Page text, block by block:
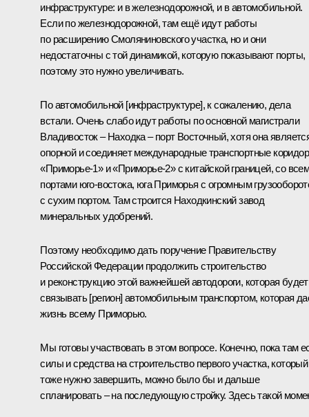
инфраструктуре: и в железнодорожной, и в автомобильной.
Если по железнодорожной, там ещё идут работы
по расширению Смоляниновского участка, но и они
недостаточны с той динамикой, которую показывают порты,
поэтому это нужно увеличивать.
По автомобильной [инфраструктуре], к сожалению, дела
встали. Очень слабо идут работы по основной магистрали
Владивосток – Находка – порт Восточный, хотя она
опорной и соединяет международные транспортные
«Приморье-1» и «Приморье-2» с китайской границей, со
портами юго-востока, юга Приморья с огромным
с сухим портом. Там строится Находкинский завод
минеральных удобрений.
Поэтому необходимо дать поручение Правительству
Российской Федерации продолжить строительство
и реконструкцию этой важнейшей автодороги, которая будет
связывать [регион] автомобильным транспортом, которая
жизнь всему Приморью.
Мы готовы участвовать в этом вопросе. Конечно, пока там
силы и средства на строительство первого участка, который
тоже нужно завершить, можно было бы и дальше
спланировать – на последующую стройку. Здесь такой